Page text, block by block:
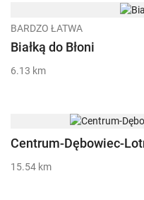
BARDZO ŁATWA
Białką do Błoni
6.13 km
Centrum-Dębowiec-
15.54 km